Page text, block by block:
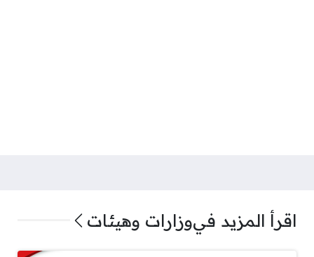
اقرأ المزيد فيوزارات وهيئات